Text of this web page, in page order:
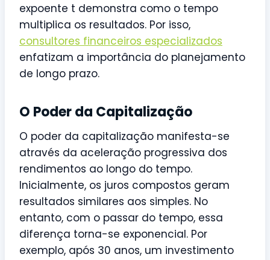
expoente t demonstra como o tempo
multiplica os resultados. Por isso,
consultores financeiros especializados
enfatizam a importância do planejamento
de longo prazo.
O Poder da Capitalização
O poder da capitalização manifesta-se
através da aceleração progressiva dos
rendimentos ao longo do tempo.
Inicialmente, os juros compostos geram
resultados similares aos simples. No
entanto, com o passar do tempo, essa
diferença torna-se exponencial. Por
exemplo, após 30 anos, um investimento